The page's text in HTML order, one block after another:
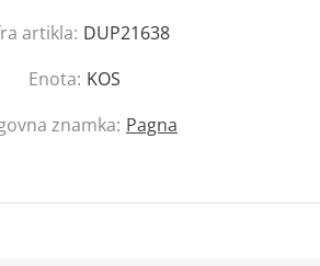
artikla: DUP21638
Enota: KOS
znamka: Pagna